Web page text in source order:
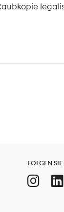
FOLGEN